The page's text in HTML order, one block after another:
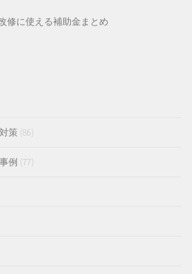
修に使える補助金まとめ
策 (86)
例 (77)